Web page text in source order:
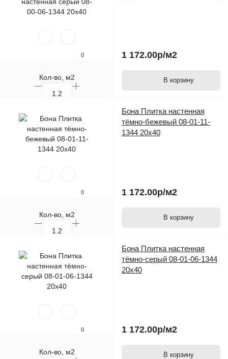
0
Кол-во, м2
1 172.00р/м2
В корзину
0
Кол-во, м2
Бона Плитка настенная
тёмно-бежевый 08-01-11-
1344 20х40
1 172.00р/м2
В корзину
0
Кол-во, м2
Бона Плитка настенная
тёмно-серый 08-01-06-1344
20х40
1 172.00р/м2
В корзину